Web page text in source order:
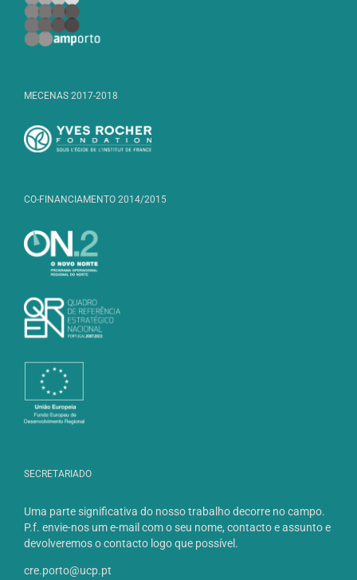
MECENAS 2017-2018
CO-FINANCIAMENTO 2014/2015
SECRETARIADO
Uma parte significativa do nosso trabalho decorre no campo.
P.f. envie-nos um e-mail com o seu nome, contacto e assunto e
devolveremos o contacto logo que possível.
cre.porto@ucp.pt